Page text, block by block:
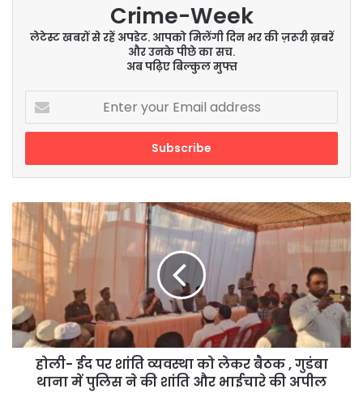
Crime-Week
लेटेस्ट खबरों से रहें अपडेट. आपको मिलेंगी दिन भर की ज़रूरी ख़बरें
और उनके पीछे का सच.
अब पढ़िए बिल्कुल मुफ्त
Enter
your
Email
होली-
ईद
पर
शांति
व्यवस्था
को
लेकर
बैठक
,
होली- ईद पर शांति व्यवस्था को लेकर बैठक , गुडंबा
थाना में पुलिस ने की शांति और भाईचारे की अपील